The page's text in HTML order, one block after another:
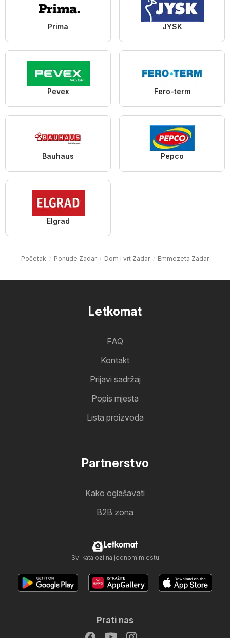
Prima JYSK
Pevex Fero-term
Bauhaus Pepco
Elgrad
Početak Ponude Zadar Dom i vrt Zadar Emmezeta Zadar
Letkomat
FAQ
Kontakt
Prijavi sadržaj
Popis mjesta
Lista proizvoda
Partnerstvo
Kako oglašavati
B2B zona
Letkomat
Svi katalozi na jednom mjestu
Prati nas